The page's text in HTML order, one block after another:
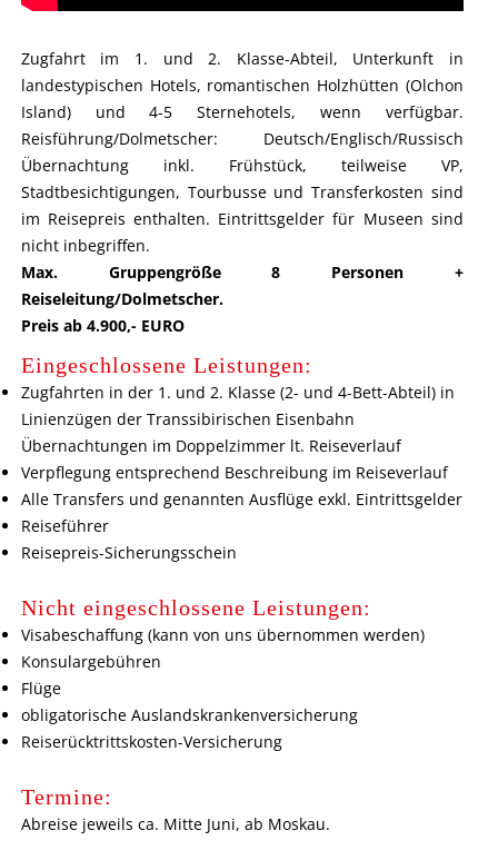
Zugfahrt im 1. und 2. Klasse-Abteil, Unterkunft in
landestypischen Hotels, romantischen Holzhütten (Olchon
Island) und 4-5 Sternehotels, wenn verfügbar.
Reisführung/Dolmetscher: Deutsch/Englisch/Russisch
Übernachtung inkl. Frühstück, teilweise VP,
Stadtbesichtigungen, Tourbusse und Transferkosten sind
im Reisepreis enthalten. Eintrittsgelder für Museen sind
nicht inbegriffen.
Max. Gruppengröße 8 Personen +
Reiseleitung/Dolmetscher.
Preis ab 4.900,- EURO
Eingeschlossene Leistungen:
Zugfahrten in der 1. und 2. Klasse (2- und 4-Bett-Abteil) in
Linienzügen der Transsibirischen Eisenbahn
Übernachtungen im Doppelzimmer lt. Reiseverlauf
Verpflegung entsprechend Beschreibung im Reiseverlauf
Alle Transfers und genannten Ausflüge exkl. Eintrittsgelder
Reiseführer
Reisepreis-Sicherungsschein
Nicht eingeschlossene Leistungen:
Visabeschaffung (kann von uns übernommen werden)
Konsulargebühren
Flüge
obligatorische Auslandskrankenversicherung
Reiserücktrittskosten-Versicherung
Termine:
Abreise jeweils ca. Mitte Juni, ab Moskau.